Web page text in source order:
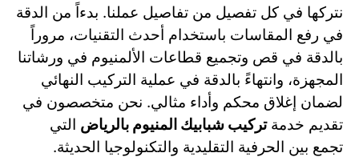
نتركها في كل تفصيل من تفاصيل عملنا. بدءاً من الدقة
في رفع المقاسات باستخدام أحدث التقنيات، مروراً
بالدقة في قص وتجميع قطاعات الألمنيوم في ورشاتنا
المجهزة، وانتهاءً بالدقة في عملية التركيب النهائي
لضمان إغلاق محكم وأداء مثالي. نحن متخصصون في
تقديم خدمةتركيب شبابيك المنيوم بالرياض التي
تجمع بين الحرفية التقليدية والتكنولوجيا الحديثة.